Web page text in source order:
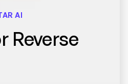
AI
Reverse